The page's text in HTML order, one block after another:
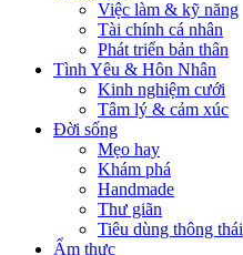
Việc làm & kỹ năng
Tài chính cá nhân
Phát triển bản thân
Tình Yêu & Hôn Nhân
Kinh nghiệm cưới
Tâm lý & cảm xúc
Đời sống
Mẹo hay
Khám phá
Handmade
Thư giãn
Tiêu dùng thông thái
Ẩm thực